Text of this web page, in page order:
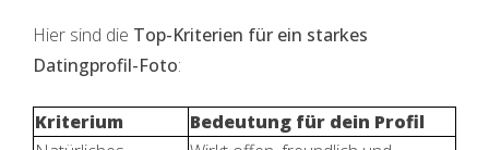
Hier sind die Top-Kriterien für ein starkes
Datingprofil-Foto:
Kriterium
Bedeutung für dein Profil